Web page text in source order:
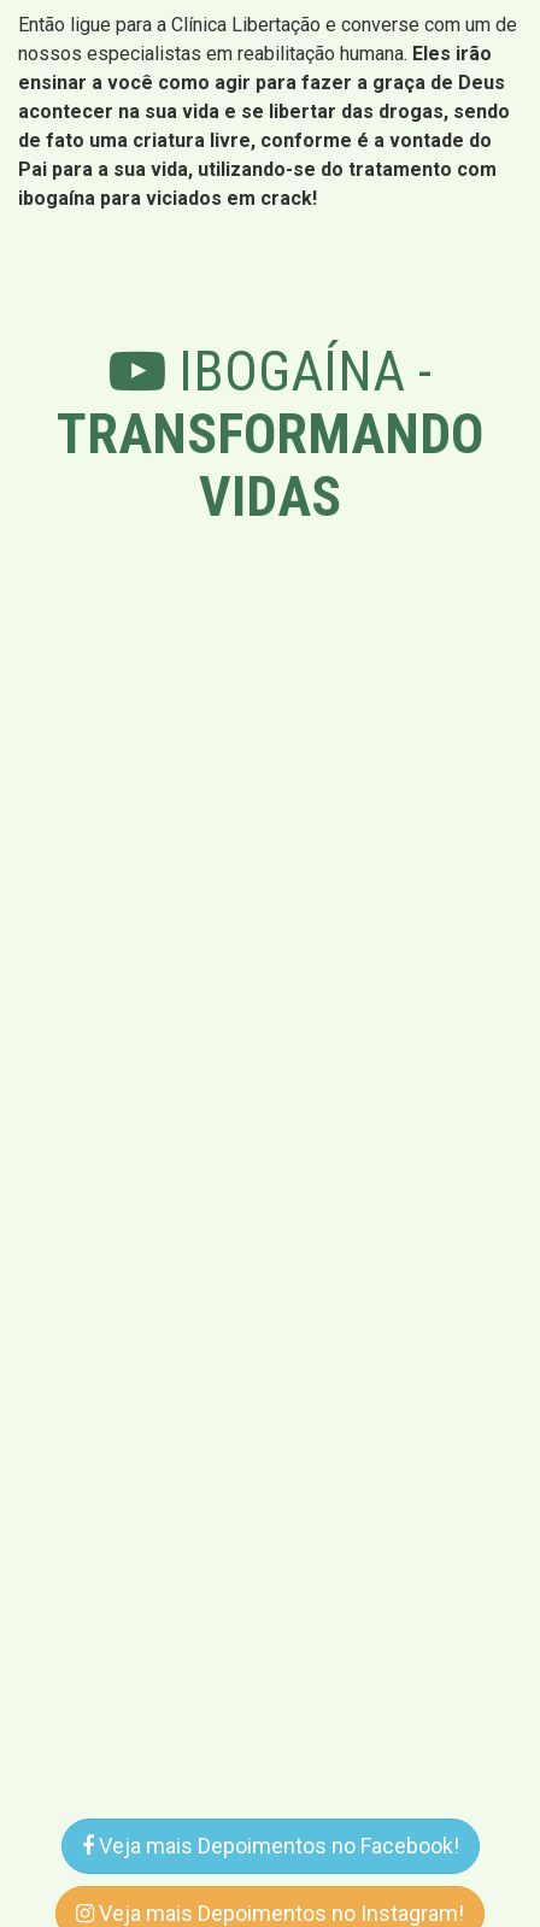
Então ligue para a Clínica Libertação e converse com um de
nossos especialistas em reabilitação humana. Eles irão
ensinar a você como agir para fazer a graça de Deus
acontecer na sua vida e se libertar das drogas, sendo
de fato uma criatura livre, conforme é a vontade do
Pai para a sua vida, utilizando-se do tratamento com
ibogaína para viciados em crack!
IBOGAÍNA -
TRANSFORMANDO
VIDAS
Veja mais Depoimentos no Facebook!
Veja mais Depoimentos no Instagram!